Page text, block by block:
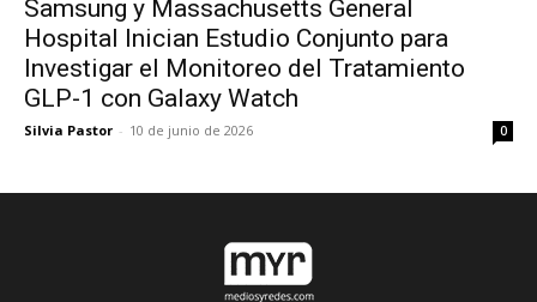
Samsung y Massachusetts General
Hospital Inician Estudio Conjunto para
Investigar el Monitoreo del Tratamiento
GLP-1 con Galaxy Watch
Silvia Pastor - 10 de junio de 2026 0